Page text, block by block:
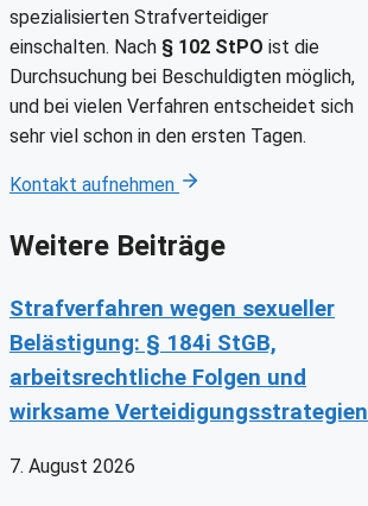
spezialisierten Strafverteidiger
einschalten. Nach § 102 StPO ist die
Durchsuchung bei Beschuldigten möglich,
und bei vielen Verfahren entscheidet sich
sehr viel schon in den ersten Tagen.
Kontakt aufnehmen
Weitere Beiträge
Strafverfahren wegen sexueller
Belästigung: § 184i StGB,
arbeitsrechtliche Folgen und
wirksame Verteidigungsstrategien
7. August 2026